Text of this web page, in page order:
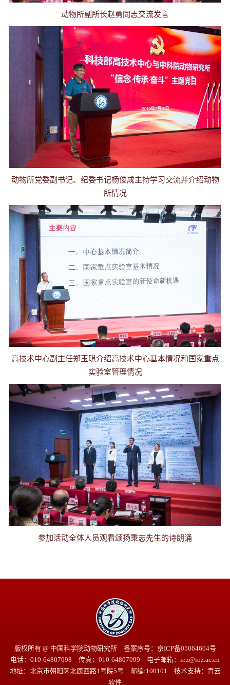
动物所副所长赵勇同志交流发言
动物所党委副书记、纪委书记杨俊成主持学习交流并介绍动物
所情况
高技术中心副主任郑玉琪介绍高技术中心基本情况和国家重点
实验室管理情况
参加活动全体人员观看颂扬秉志先生的诗朗诵
版权所有 @ 中国科学院动物研究所 备案序号：京ICP备05064604号
电话：010-64807098 传真：010-64807099 电子邮箱：ioz@ioz.ac.cn
地址：北京市朝阳区北辰西路1号院5号 邮编:100101 技术支持： 青云
软件